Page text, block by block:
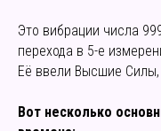
Это вибрации числа
перехода в 5-е
Её ввели Высшие Силы,
Вот несколько